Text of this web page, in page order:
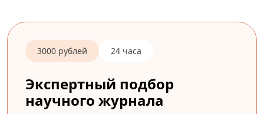
3000 рублей 24 часа
Экспертный подбор
научного журнала